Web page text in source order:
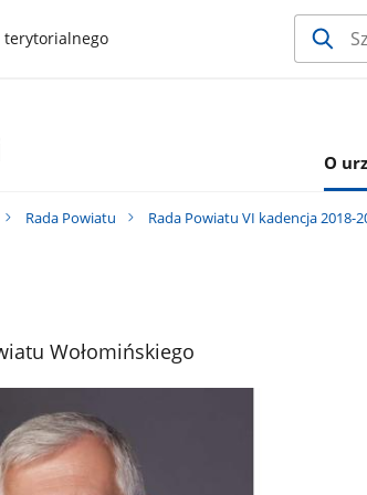
terytorialnego
O
Rada Powiatu Rada Powiatu VI kadencja 2018-
Wołomińskiego